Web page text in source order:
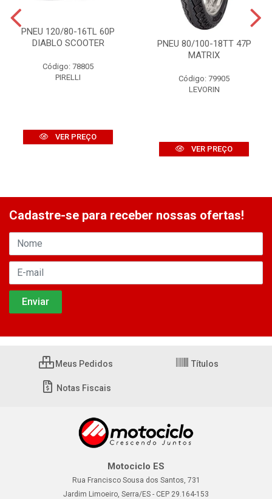
PNEU 120/80-16TL 60P
DIABLO SCOOTER
Código: 78805
PIRELLI
VER PREÇO
PNEU 80/100-18TT 47P
MATRIX
Código: 79905
LEVORIN
VER PREÇO
Cadastre-se para receber nossas ofertas!
Meus Pedidos Títulos
Notas Fiscais
Motociclo ES
Rua Francisco Sousa dos Santos, 731
Jardim Limoeiro, Serra/ES - CEP 29.164-153